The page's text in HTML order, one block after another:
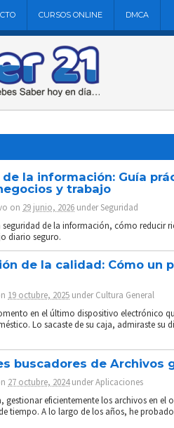
CURSOS ONLINE DMCA
la información: Guía
y trabajo
on 29 junio, 2026 underSeguridad
seguridad de la información, cómo reducir
diario seguro.
de la calidad: Cómo un
19 octubre, 2025 underCultura General
en el último dispositivo electrónico
Lo sacaste de su caja, admiraste su
buscadores de Archivos
27 octubre, 2024 underAplicaciones
gestionar eficientemente los archivos en
tiempo. A lo largo de los años, he